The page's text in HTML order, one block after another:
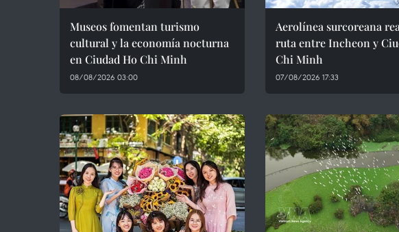
Museos fomentan turismo
cultural y la economía nocturna
en Ciudad Ho Chi Minh
08/08/2026 03:00
Aerolínea surcoreana
ruta entre Incheon y
Chi Minh
07/08/2026 17:33